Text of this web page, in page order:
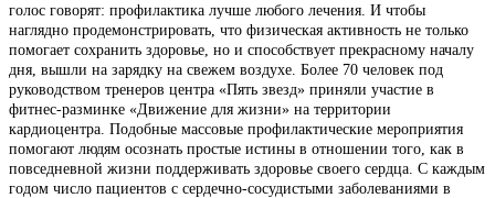
голос говорят: профилактика лучше любого лечения. И чтобы
наглядно продемонстрировать, что физическая активность не только
помогает сохранить здоровье, но и способствует прекрасному началу
дня, вышли на зарядку на свежем воздухе. Более 70 человек под
руководством тренеров центра «Пять звезд» приняли участие в
фитнес-разминке «Движение для жизни» на территории
кардиоцентра. Подобные массовые профилактические мероприятия
помогают людям осознать простые истины в отношении того, как в
повседневной жизни поддерживать здоровье своего сердца. С каждым
годом число пациентов с сердечно-сосудистыми заболеваниями в